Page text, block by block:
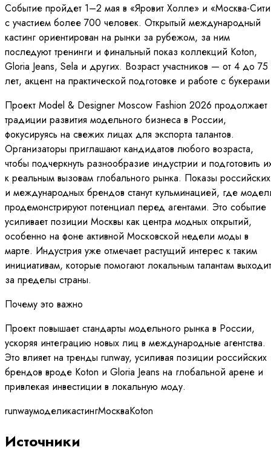
Событие пройдет 1–2 мая в «Яровит Холле» и «Москва-
с участием более 700 человек. Открытый международный
кастинг ориентирован на рынки за рубежом, за ним
последуют тренинги и финальный показ коллекций Koton,
Gloria Jeans, Sela и других. Возраст участников — от 4 до 75
лет, акцент на практической подготовке и работе с
Проект Model & Designer Moscow Fashion 2026 продолжает
традиции развития модельного бизнеса в России,
фокусируясь на свежих лицах для экспорта талантов.
Организаторы приглашают кандидатов любого возраста,
чтобы подчеркнуть разнообразие индустрии и подготовить
к реальным вызовам глобального рынка. Показы российских
и международных брендов станут кульминацией, где
продемонстрируют потенциал перед агентами. Это событие
усиливает позиции Москвы как центра модных открытий,
особенно на фоне активной Московской недели моды в
марте. Индустрия уже отмечает растущий интерес к таким
инициативам, которые помогают локальным талантам
за пределы страны.
Почему это важно
Проект повышает стандарты модельного рынка в России,
ускоряя интеграцию новых лиц в международные агентства.
Это влияет на тренды runway, усиливая позиции российских
брендов вроде Koton и Gloria Jeans на глобальной арене и
привлекая инвестиции в локальную моду.
runwayмоделикастингМоскваKoton
Источники